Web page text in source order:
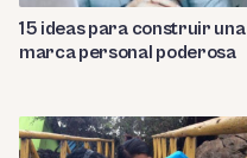
15 ideas para construir una
marca personal poderosa